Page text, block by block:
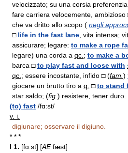
velocizzato; su una corsia
fare carriera velocemente, ambizioso
che va dritto allo scopo ( negli
□ life in the fast lane , vita intensa;
assicurare; legare: to make a rope
legare) una corda a qc. ; to make a
barca □to play fast and loose with
qc. ; essere incostante, infido □ (fam. )
giocare un brutto tiro a q. □to stand
star saldo; (fig. ) resistere, tener duro.
(to) fast /fɑ:st/
v. i.
digiunare; osservare il digiuno.
* * *
I 1. [fɑːst] [AEfæst]